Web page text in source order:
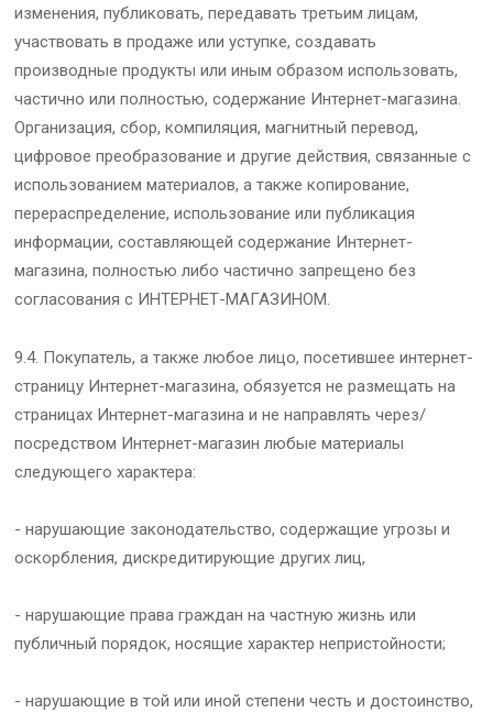
изменения, публиковать, передавать третьим лицам,
участвовать в продаже или уступке, создавать
производные продукты или иным образом использовать,
частично или полностью, содержание Интернет-магазина.
Организация, сбор, компиляция, магнитный перевод,
цифровое преобразование и другие действия, связанные с
использованием материалов, а также копирование,
перераспределение, использование или публикация
информации, составляющей содержание Интернет-
магазина, полностью либо частично запрещено без
согласования с ИНТЕРНЕТ-МАГАЗИНОМ.
9.4. Покупатель, а также любое лицо, посетившее интернет-
страницу Интернет-магазина, обязуется не размещать на
страницах Интернет-магазина и не направлять через/
посредством Интернет-магазин любые материалы
следующего характера:
- нарушающие законодательство, содержащие угрозы и
оскорбления, дискредитирующие других лиц,
- нарушающие права граждан на частную жизнь или
публичный порядок, носящие характер непристойности;
- нарушающие в той или иной степени честь и достоинство,